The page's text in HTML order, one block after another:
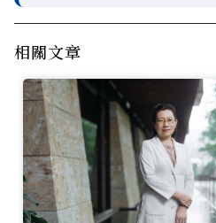
相關文章